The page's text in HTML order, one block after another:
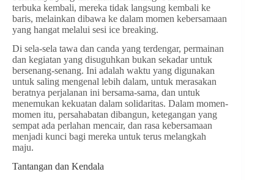
terbuka kembali, mereka tidak langsung kembali ke
baris, melainkan dibawa ke dalam momen kebersamaan
yang hangat melalui sesi ice breaking.
Di sela-sela tawa dan canda yang terdengar, permainan
dan kegiatan yang disuguhkan bukan sekadar untuk
bersenang-senang. Ini adalah waktu yang digunakan
untuk saling mengenal lebih dalam, untuk merasakan
beratnya perjalanan ini bersama-sama, dan untuk
menemukan kekuatan dalam solidaritas. Dalam momen-
momen itu, persahabatan dibangun, ketegangan yang
sempat ada perlahan mencair, dan rasa kebersamaan
menjadi kunci bagi mereka untuk terus melangkah
maju.
Tantangan dan Kendala